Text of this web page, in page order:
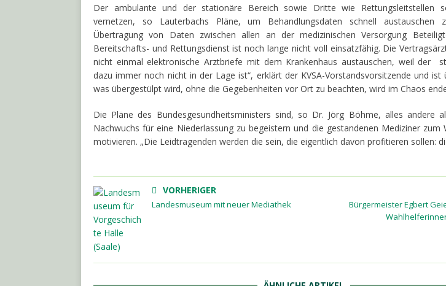
Der ambulante und der stationäre Bereich sowie Dritte wie Rettungsleitstellen
vernetzen, so Lauterbachs Pläne, um Behandlungsdaten schnell austauschen
Übertragung von Daten zwischen allen an der medizinischen Versorgung
Bereitschafts- und Rettungsdienst ist noch lange nicht voll einsatzfähig. Die
nicht einmal elektronische Arztbriefe mit dem Krankenhaus austauschen, weil der
dazu immer noch nicht in der Lage ist“, erklärt der KVSA-Vorstandsvorsitzende und ist
was übergestülpt wird, ohne die Gegebenheiten vor Ort zu beachten, wird im Chaos
Die Pläne des Bundesgesundheitsministers sind, so Dr. Jörg Böhme, alles andere
Nachwuchs für eine Niederlassung zu begeistern und die gestandenen Mediziner zum
motivieren. „Die Leidtragenden werden die sein, die eigentlich davon profitieren sollen:
VORHERIGER
Landesmuseum mit neuer Mediathek
Bürgermeister Egbert